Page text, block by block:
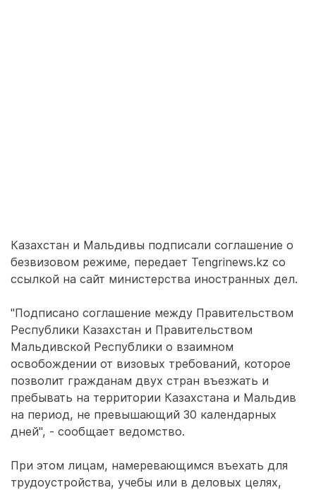
Казахстан и Мальдивы подписали соглашение о
безвизовом режиме, передает Tengrinews.kz со
ссылкой на сайт министерства иностранных дел.
"Подписано соглашение между Правительством
Республики Казахстан и Правительством
Мальдивской Республики о взаимном
освобождении от визовых требований, которое
позволит гражданам двух стран въезжать и
пребывать на территории Казахстана и Мальдив
на период, не превышающий 30 календарных
дней", - сообщает ведомство.
При этом лицам, намеревающимся въехать для
трудоустройства, учебы или в деловых целях,